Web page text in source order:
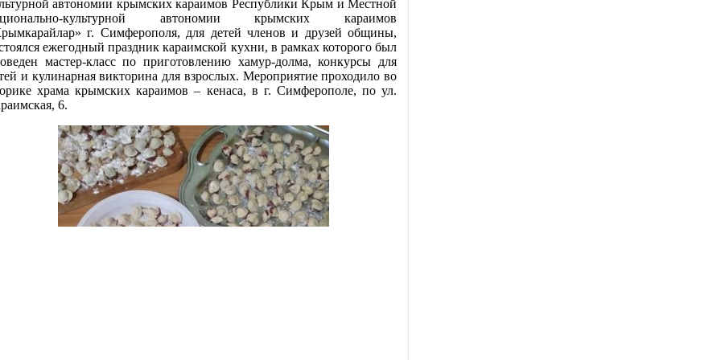
автономии крымских караимов Республики Крым и Местной
культурной автономии крымских караимов
г. Симферополя, для детей членов и друзей общины,
ежегодный праздник караимской кухни, в рамках которого был
мастер-класс по приготовлению хамур-долма, конкурсы для
и кулинарная викторина для взрослых. Мероприятие проходило во
храма крымских караимов – кенаса, в г. Симферополе, по ул.
6.